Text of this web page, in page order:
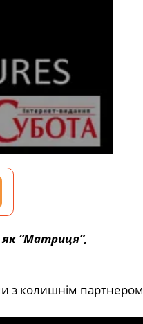
“Матриця”,
з колишнім партнером